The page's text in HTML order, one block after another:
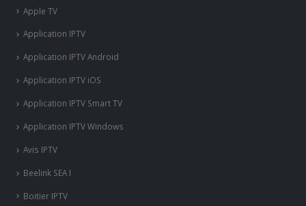
Apple TV
Application IPTV
Application IPTV Android
Application IPTV iOS
Application IPTV Smart TV
Application IPTV Windows
Avis IPTV
Beelink SEA I
Boitier IPTV